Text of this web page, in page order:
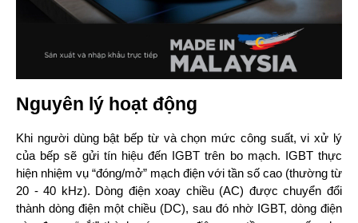
Nguyên lý hoạt động
Khi người dùng bật bếp từ và chọn mức công suất, vi xử lý
của bếp sẽ gửi tín hiệu đến IGBT trên bo mạch. IGBT thực
hiện nhiệm vụ “đóng/mở” mạch điện với tần số cao (thường từ
20 - 40 kHz). Dòng điện xoay chiều (AC) được chuyển đổi
thành dòng điện một chiều (DC), sau đó nhờ IGBT, dòng điện